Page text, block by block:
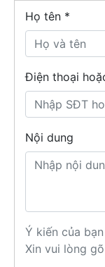
Họ tên *
Điện thoại
Nội dung
Ý kiến của
Xin vui lòng